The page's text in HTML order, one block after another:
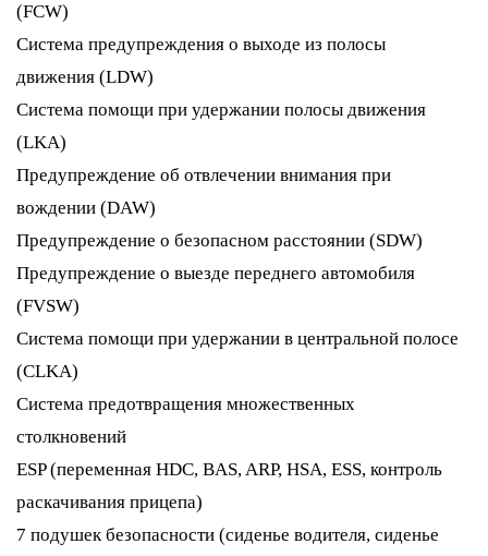
(FCW)
Система предупреждения о выходе из полосы
движения (LDW)
Система помощи при удержании полосы движения
(LKA)
Предупреждение об отвлечении внимания при
вождении (DAW)
Предупреждение о безопасном расстоянии (SDW)
Предупреждение о выезде переднего автомобиля
(FVSW)
Система помощи при удержании в центральной полосе
(CLKA)
Система предотвращения множественных
столкновений
ESP (переменная HDC, BAS, ARP, HSA, ESS, контроль
раскачивания прицепа)
7 подушек безопасности (сиденье водителя, сиденье